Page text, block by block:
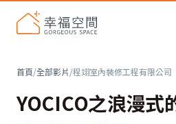
首頁/全部影片/程翊室內裝修工程有限公司
YOCICO之浪漫式